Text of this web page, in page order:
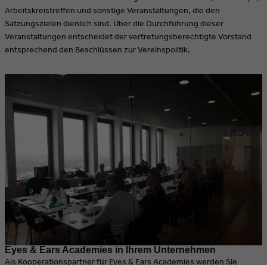
Arbeitskreistreffen und sonstige Veranstaltungen, die den
Satzungszielen dienlich sind. Über die Durchführung dieser
Veranstaltungen entscheidet der vertretungsberechtigte Vorstand
entsprechend den Beschlüssen zur Vereinspolitik.
Eyes & Ears Academies in Ihrem Unternehmen
Als Kooperationspartner für Eyes & Ears Academies werden Sie